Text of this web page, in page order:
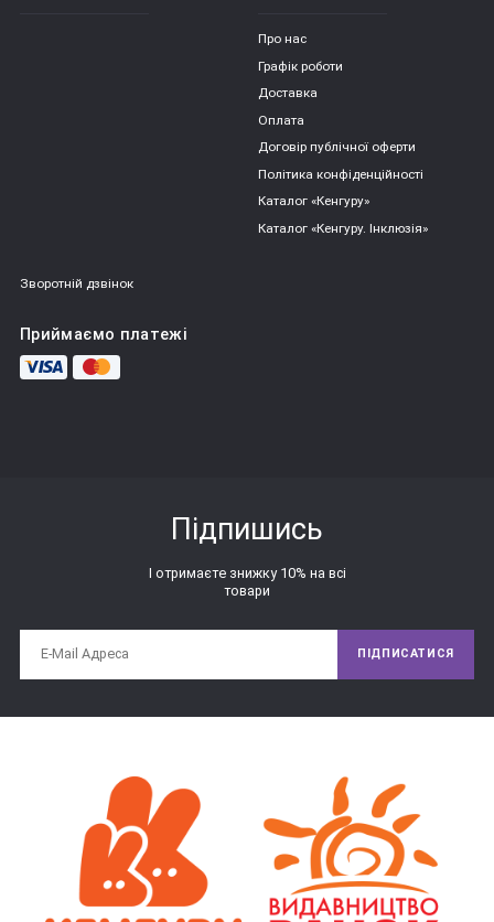
Про нас
Графік роботи
Доставка
Оплата
Договір публічної оферти
Політика конфіденційності
Каталог «Кенгуру»
Каталог «Кенгуру. Інклюзія»
Зворотній дзвінок
Приймаємо платежі
Підпишись
І отримаєте знижку 10% на всі
товари
ПІДПИСАТИСЯ